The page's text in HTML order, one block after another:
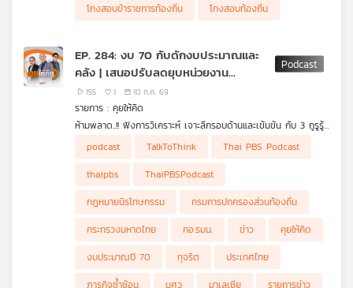
โกงสอบข้าราชการท้องถิ่น โกงสอบท้องถิ่น
EP. 284: งบ 70 กับดักงบประมาณและ
คลัง | เสนอปรับลดยุบหน่วยงาน
ข้าราชการ | ถอดรหัสลับคะแนนโหวต
155 1 10 ก.ค. 69
รายการ : คุยให้คิด
ห้ามพลาด..!! ฟังการวิเคราะห์ เจาะลึกรอบด้านและเข้มข้น กับ 3 กูรูรู้
ข่าวร้อน
• ศาลรัฐธรรมนูญเคาะ "พ.ร.ก.กู้เงิน 4 แสนล้านบาท" ผ่านฉลุยไม่ขัด
รัฐธรรมนูญ
• มาแปลก "รองประธานสภาฯ" ขอเช็กองค์ประชุมด้วยตัวเอง
• ถอดรหัสลับคะแนนโหวต สภารับร่างกฎหมายนิรโทษกรรม
• "ทุจริตสอบข้าราชการท้องถิ่น" ระเบิดลูกใหญ่รัฐบาลอนุทิน
• งบประมาณปี 70 ส่งสัญญาณ "ไทยกำลังติดกับดักการจัดทำงบ
• หลายฝ่ายต่างเสนอให้รัฐบาล "ปรับ ลด ยุบ" หน่วยงานต่าง ๆ เพื่อ
• "วันมูหะมัดนอร์ มะทา" เสนอยุบ กอ.รมน. ภารกิจซ้ำซ้อน-ไม่เห็นผล
podcast TalkToThink
Thai PBS Podcast
thaipbs
ThaiPBSPodcast
กฎหมายนิรโทษกรรม
กรมการปกครองส่วนท้องถิ่น
กระทรวงมหาดไทย
กอ.รมน. ข่าว
คุยให้คิด
งบประมาณปี 70
ทุจริต
ประเทศไทย
ภารกิจซ้ำซ้อน
มศว มาเลเซีย
รายการข่าว